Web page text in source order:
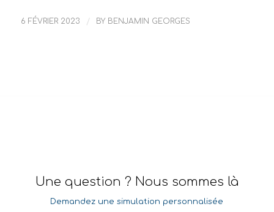
6 FÉVRIER 2023 / BY BENJAMIN GEORGES
Une question ? Nous sommes là
Demandez une simulation personnalisée